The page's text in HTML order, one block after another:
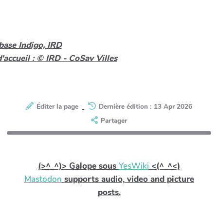
Indigo, IRD
: © IRD - CoSav Villes
Éditer la page
Dernière édition : 13 Apr 2026
Partager
(>^_^)> Galope sous YesWiki <(^_^<)
Mastodon supports audio, video and picture
posts.